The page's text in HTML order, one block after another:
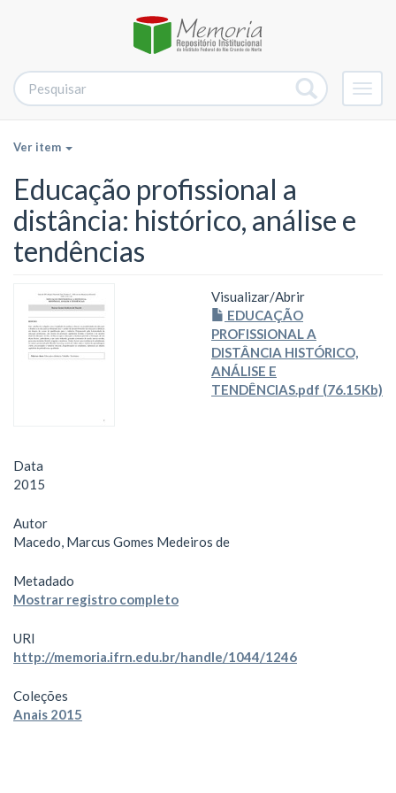
Ver item
Educação profissional a
distância: histórico, análise e
tendências
Visualizar/Abrir
EDUCAÇÃO
PROFISSIONAL A
DISTÂNCIA HISTÓRICO,
ANÁLISE E
TENDÊNCIAS.pdf (76.15Kb)
Data
2015
Autor
Macedo, Marcus Gomes Medeiros de
Metadado
Mostrar registro completo
URI
http://memoria.ifrn.edu.br/handle/1044/1246
Coleções
Anais 2015